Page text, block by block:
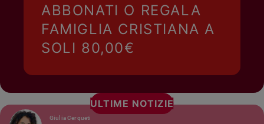
ABBONATI O REGALA
FAMIGLIA CRISTIANA A
SOLI 80,00€
ULTIME NOTIZIE
Giulia Cerqueti